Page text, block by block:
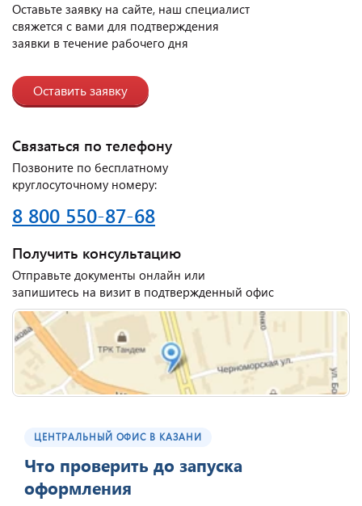
Оставьте заявку на сайте, наш специалист
свяжется с вами для подтверждения
заявки в течение рабочего дня
Оставить заявку
Связаться по телефону
Позвоните по бесплатному
круглосуточному номеру:
8 800 550-87-68
Получить консультацию
Отправьте документы онлайн или
запишитесь на визит в подтвержденный офис
ЦЕНТРАЛЬНЫЙ ОФИС В КАЗАНИ
Что проверить до запуска
оформления